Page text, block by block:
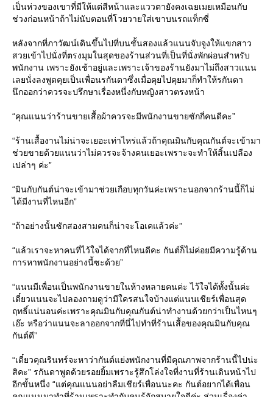
เป็นห่วงของเขาที่มีให้แต่สีหน้าและแววตายังคงเฉยเมยเหมือนกับ
ช่วงก่อนหน้าถ้าไม่นับตอนที่โวยวายใส่เขาบนรถแท็กซี่
หลังจากที่ภาวัฒน์เดินขึ้นไปที่บนชั้นสองแล้วแนนจับจูงให้แขกสาว
สวยเข้าไปนั่งที่ตรงมุมในสุดของร้านส่วนที่เป็นที่นั่งพักผ่อนสำหรับ
พนักงาน เพราะยังเช้าอยู่และเพราะเจ้าของร้านยังมาไม่ถึงสาวแนน
เลยนั่งลงพูดคุยเป็นเพื่อนรกันดาซึ่งเมื่อคุยไปคุยมาก็ทำให้รกันดา
นึกออกว่าควรจะปรึกษาเรื่องหนึ่งกับหญิงสาวตรงหน้า
“คุณแนนว่าร้านขายเสื้อผ้าควรจะมีพนักงานขายซักกี่คนดีคะ”
“ร้านเสื้องานไม่น่าจะเยอะเท่าไหร่แล้วถ้าคุณมินกับคุณกันต์จะเข้ามา
ช่วยขายด้วยแนนว่าไม่ควรจะจ้างคนเยอะเพราะจะทำให้สิ้นเปลือง
เปล่าๆ ค่ะ”
“มินกับกันต์น่าจะเข้ามาช่วยเกือบทุกวันค่ะเพราะนอกจากร้านนี้ก็ไม่
ได้มีงานที่ไหนอีก”
“ถ้าอย่างนั้นซักสองสามคนก็น่าจะโอเคแล้วค่ะ”
“แล้วเราจะหาคนที่ไว้ใจได้จากที่ไหนดีคะ กันต์ก็ไม่ค่อยมีความรู้ด้าน
การหาพนักงานอย่างนี้ซะด้วย”
“แนนมีเพื่อนเป็นพนักงานขายในห้างหลายคนค่ะ ไว้ใจได้ทั้งนั้นค่ะ
เดี๋ยวแนนจะไปลองถามดูว่ามีใครสนใจบ้างแต่แนนเชียร์เพื่อนสุด
ฤทธิ์แน่นอนค่ะเพราะคุณมินกับคุณกันต์น่าทำงานด้วยกว่าเป็นไหนๆ
เอ๊ะ หรือว่าแนนจะลาออกจากที่นี่ไปทำที่ร้านเสื้อของคุณมินกับคุณ
กันต์ดี”
“เดี๋ยวคุณรินทร์จะหาว่ากันต์แย่งพนักงานที่มีคุณภาพจากร้านนี้ไปน่ะ
สิคะ” รกันดาพูดด้วยรอยยิ้มเพราะรู้สึกโล่งใจที่งานที่ร้านเดินหน้าไป
อีกขั้นหนึ่ง “แต่คุณแนนอย่าลืมเชียร์เพื่อนนะคะ กันต์อยากได้เพื่อน